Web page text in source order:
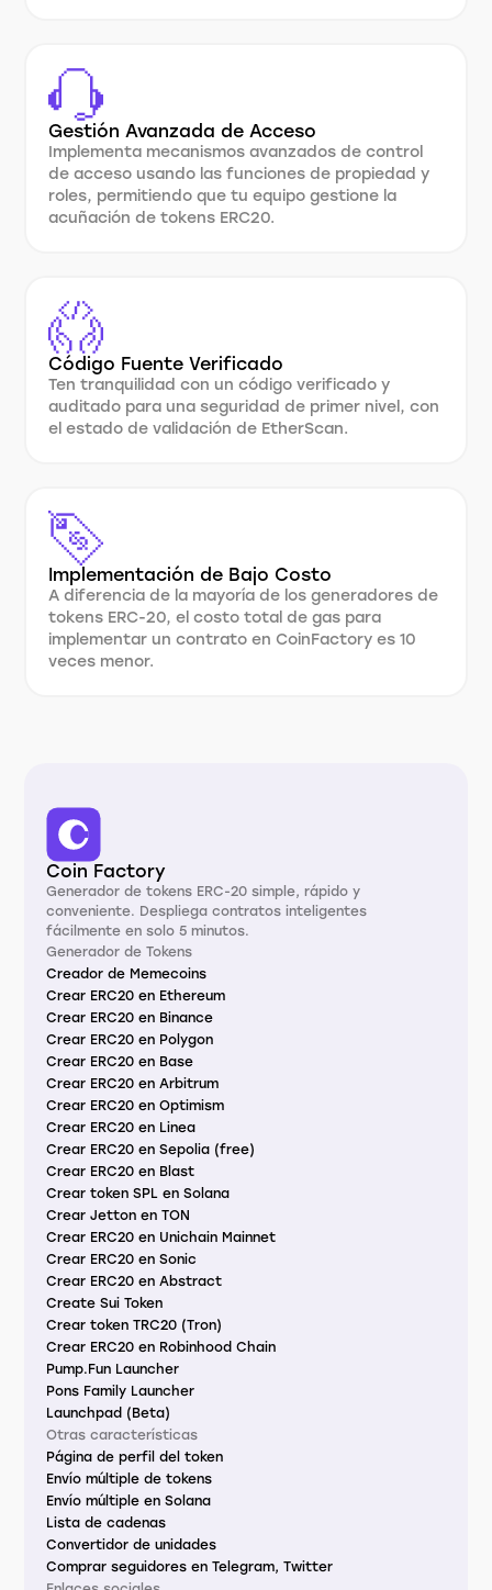
Gestión Avanzada de Acceso
Implementa mecanismos avanzados de control
de acceso usando las funciones de propiedad y
roles, permitiendo que tu equipo gestione la
acuñación de tokens ERC20.
Código Fuente Verificado
Ten tranquilidad con un código verificado y
auditado para una seguridad de primer nivel, con
el estado de validación de EtherScan.
Implementación de Bajo Costo
A diferencia de la mayoría de los generadores de
tokens ERC-20, el costo total de gas para
implementar un contrato en CoinFactory es 10
veces menor.
Coin Factory
Generador de tokens ERC-20 simple, rápido y
conveniente. Despliega contratos inteligentes
fácilmente en solo 5 minutos.
Generador de Tokens
Creador de Memecoins
Crear ERC20 en Ethereum
Crear ERC20 en Binance
Crear ERC20 en Polygon
Crear ERC20 en Base
Crear ERC20 en Arbitrum
Crear ERC20 en Optimism
Crear ERC20 en Linea
Crear ERC20 en Sepolia (free)
Crear ERC20 en Blast
Crear token SPL en Solana
Crear Jetton en TON
Crear ERC20 en Unichain Mainnet
Crear ERC20 en Sonic
Crear ERC20 en Abstract
Create Sui Token
Crear token TRC20 (Tron)
Crear ERC20 en Robinhood Chain
Pump.Fun Launcher
Pons Family Launcher
Launchpad (Beta)
Otras características
Página de perfil del token
Envío múltiple de tokens
Envío múltiple en Solana
Lista de cadenas
Convertidor de unidades
Comprar seguidores en Telegram, Twitter